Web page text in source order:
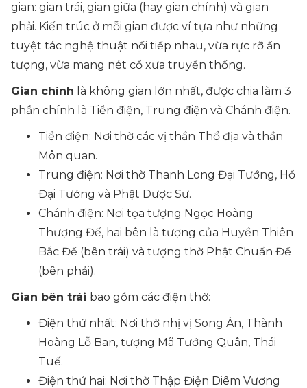
gian: gian trái, gian giữa (hay gian chính) và gian
phải. Kiến trúc ở mỗi gian được ví tựa như những
tuyệt tác nghệ thuật nối tiếp nhau, vừa rực rỡ ấn
tượng, vừa mang nét cổ xưa truyền thống.
Gian chính là không gian lớn nhất, được chia làm 3
phần chính là Tiền điện, Trung điện và Chánh điện.
Tiền điện: Nơi thờ các vị thần Thổ địa và thần
Môn quan.
Trung điện: Nơi thờ Thanh Long Đại Tướng, Hổ
Đại Tướng và Phật Dược Sư.
Chánh điện: Nơi tọa tượng Ngọc Hoàng
Thượng Đế, hai bên là tượng của Huyền Thiên
Bắc Đế (bên trái) và tượng thờ Phật Chuẩn Đề
(bên phải).
Gian bên trái bao gồm các điện thờ:
Điện thứ nhất: Nơi thờ nhị vị Song Án, Thành
Hoàng Lỗ Ban, tượng Mã Tướng Quân, Thái
Tuế.
Điện thứ hai: Nơi thờ Thập Điện Diêm Vương